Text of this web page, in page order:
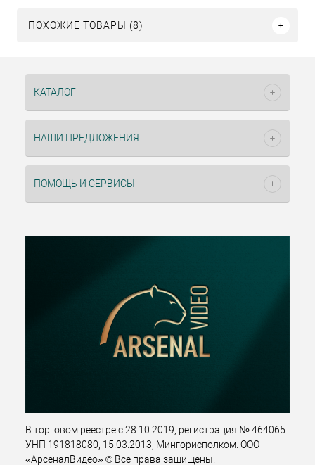
ПОХОЖИЕ ТОВАРЫ (8)
КАТАЛОГ
НАШИ ПРЕДЛОЖЕНИЯ
ПОМОЩЬ И СЕРВИСЫ
В торговом реестре с 28.10.2019, регистрация № 464065.
УНП 191818080, 15.03.2013, Мингорисполком. ООО
«АрсеналВидео» © Все права защищены.